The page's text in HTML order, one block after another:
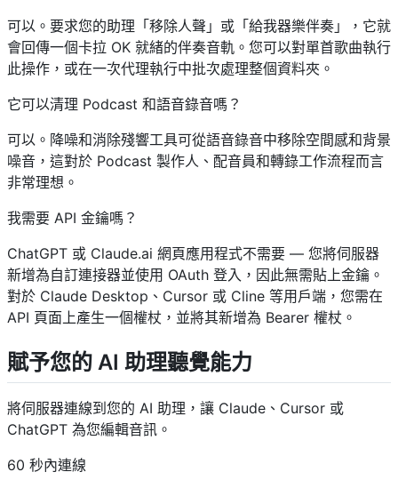
可以。要求您的助理「移除人聲」或「給我器樂伴奏」，它就
會回傳一個卡拉 OK 就緒的伴奏音軌。您可以對單首歌曲執行
此操作，或在一次代理執行中批次處理整個資料夾。
它可以清理 Podcast 和語音錄音嗎？
可以。降噪和消除殘響工具可從語音錄音中移除空間感和背景
噪音，這對於 Podcast 製作人、配音員和轉錄工作流程而言
非常理想。
我需要 API 金鑰嗎？
ChatGPT 或 Claude.ai 網頁應用程式不需要 — 您將伺服器
新增為自訂連接器並使用 OAuth 登入，因此無需貼上金鑰。
對於 Claude Desktop、Cursor 或 Cline 等用戶端，您需在
API 頁面上產生一個權杖，並將其新增為 Bearer 權杖。
賦予您的 AI 助理聽覺能力
將伺服器連線到您的 AI 助理，讓 Claude、Cursor 或
ChatGPT 為您編輯音訊。
60 秒內連線